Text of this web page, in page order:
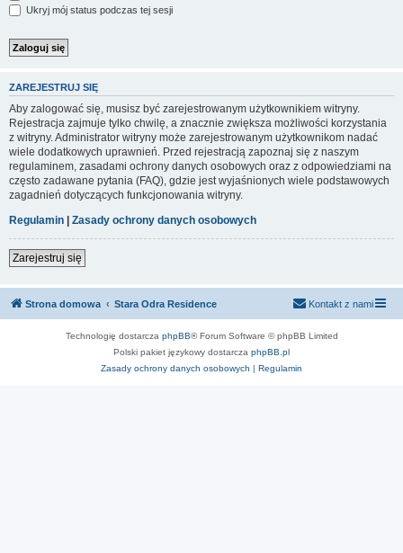
Ukryj mój status podczas tej sesji
ZAREJESTRUJ SIĘ
Aby zalogować się, musisz być zarejestrowanym użytkownikiem witryny.
Rejestracja zajmuje tylko chwilę, a znacznie zwiększa możliwości korzystania
z witryny. Administrator witryny może zarejestrowanym użytkownikom nadać
wiele dodatkowych uprawnień. Przed rejestracją zapoznaj się z naszym
regulaminem, zasadami ochrony danych osobowych oraz z odpowiedziami na
często zadawane pytania (FAQ), gdzie jest wyjaśnionych wiele podstawowych
zagadnień dotyczących funkcjonowania witryny.
Regulamin | Zasady ochrony danych osobowych
Zarejestruj się
Strona domowa Stara Odra Residence Kontakt z nami
Technologię dostarcza phpBB® Forum Software © phpBB Limited
Polski pakiet językowy dostarcza phpBB.pl
Zasady ochrony danych osobowych | Regulamin